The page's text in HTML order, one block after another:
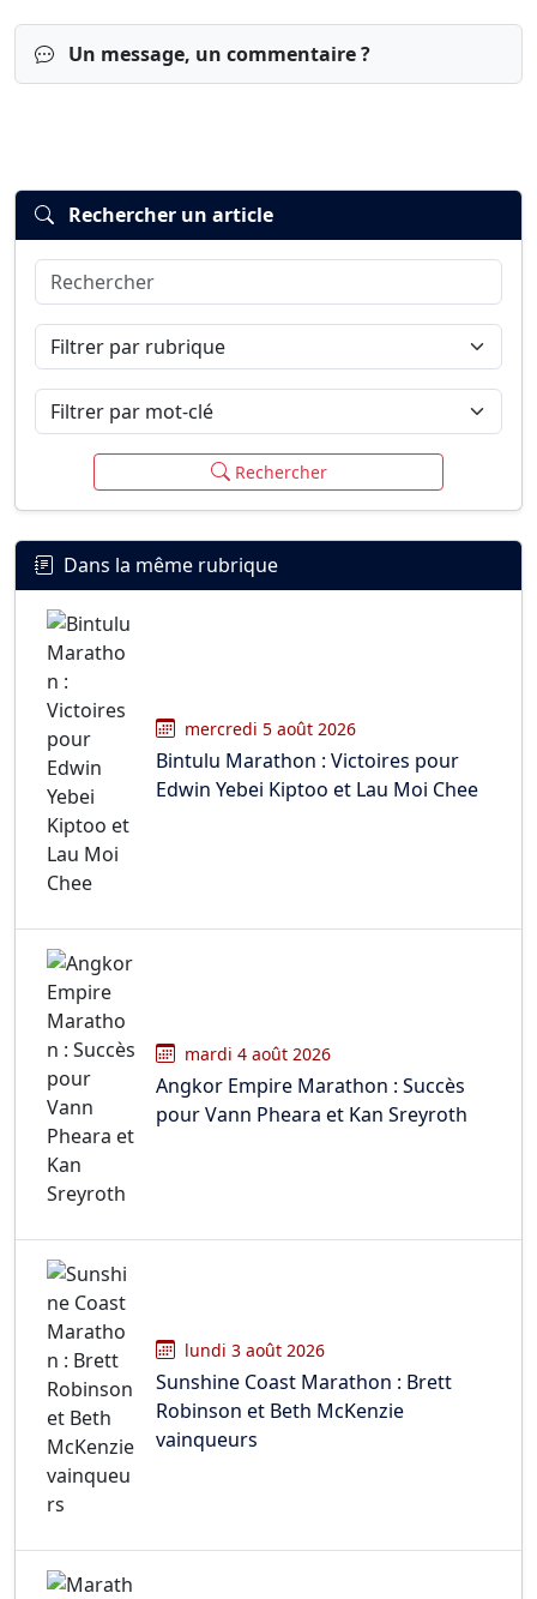
Un message, un commentaire ?
Connexion
Rechercher un article
Rechercher
Filtrer par rubrique
Filtrer par mot-clé
Rechercher
Dans la même rubrique
mercredi 5 août 2026
Bintulu Marathon : Victoires pour
Edwin Yebei Kiptoo et Lau Moi Chee
mardi 4 août 2026
Angkor Empire Marathon : Succès
pour Vann Pheara et Kan Sreyroth
lundi 3 août 2026
Sunshine Coast Marathon : Brett
Robinson et Beth McKenzie
vainqueurs